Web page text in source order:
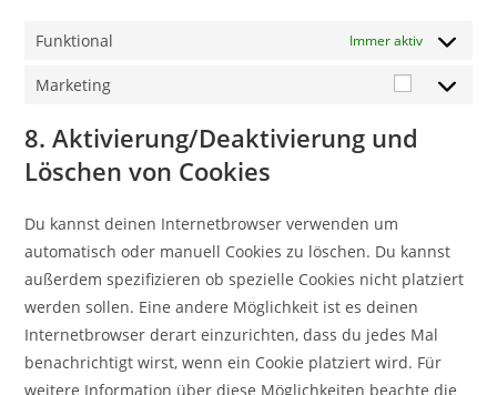
Funktional Immer aktiv
Marketing
Marketing
8. Aktivierung/Deaktivierung und
Löschen von Cookies
Du kannst deinen Internetbrowser verwenden um
automatisch oder manuell Cookies zu löschen. Du kannst
außerdem spezifizieren ob spezielle Cookies nicht platziert
werden sollen. Eine andere Möglichkeit ist es deinen
Internetbrowser derart einzurichten, dass du jedes Mal
benachrichtigt wirst, wenn ein Cookie platziert wird. Für
weitere Information über diese Möglichkeiten beachte die